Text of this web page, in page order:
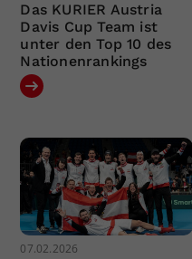
Das KURIER Austria
Davis Cup Team ist
unter den Top 10 des
Nationenrankings
07.02.2026